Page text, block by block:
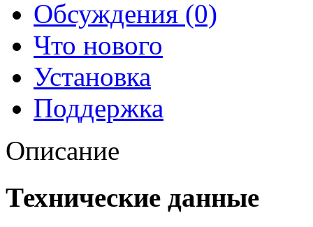
Обсуждения (0)
Что нового
Установка
Поддержка
Описание
Технические данные